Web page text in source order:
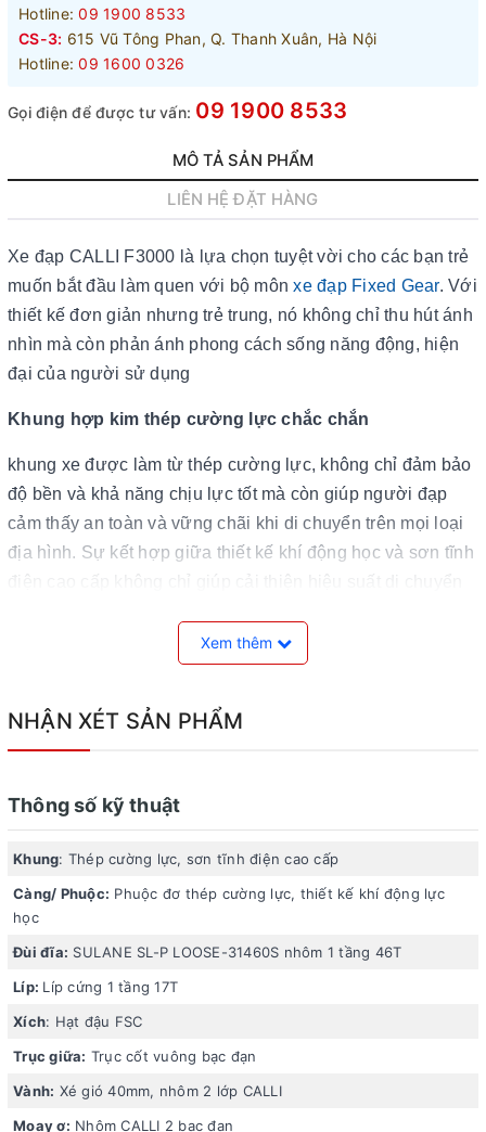
Hotline: 09 1900 8533
CS-3: 615 Vũ Tông Phan, Q. Thanh Xuân, Hà Nội
Hotline: 09 1600 0326
Gọi điện để được tư vấn: 09 1900 8533
MÔ TẢ SẢN PHẨM
LIÊN HỆ ĐẶT HÀNG
Xe đạp CALLI F3000 là lựa chọn tuyệt vời cho các bạn trẻ
muốn bắt đầu làm quen với bộ mônxe đạp Fixed Gear. Với
thiết kế đơn giản nhưng trẻ trung, nó không chỉ thu hút ánh
nhìn mà còn phản ánh phong cách sống năng động, hiện
đại của người sử dụng
Khung hợp kim thép cường lực chắc chắn
khung xe được làm từ thép cường lực, không chỉ đảm bảo
độ bền và khả năng chịu lực tốt mà còn giúp người đạp
cảm thấy an toàn và vững chãi khi di chuyển trên mọi loại
địa hình. Sự kết hợp giữa thiết kế khí động học và sơn tĩnh
luôn mới và bền đẹp theo thời gian.
Xe đạp fixed gear Calli F3000 - Trắng
Xích hạt đậu chịu tải tốt
Xem thêm
NHẬN XÉT SẢN PHẨM
Thông số kỹ thuật
Khung: Thép cường lực, sơn tĩnh điện cao cấp
Càng/ Phuộc: Phuộc đơ thép cường lực, thiết kế khí động lực
học
Đùi đĩa: SULANE SL-P LOOSE-31460S nhôm 1 tầng 46T
Líp: Líp cứng 1 tầng 17T
Xích: Hạt đậu FSC
Trục giữa: Trục cốt vuông bạc đạn
Vành: Xé gió 40mm, nhôm 2 lớp CALLI
Moay ơ: Nhôm CALLI 2 bạc đạn